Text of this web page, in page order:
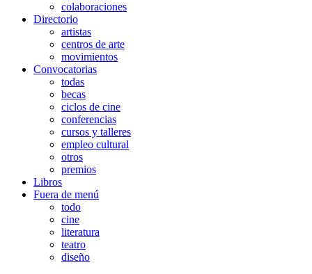
colaboraciones
Directorio
artistas
centros de arte
movimientos
Convocatorias
todas
becas
ciclos de cine
conferencias
cursos y talleres
empleo cultural
otros
premios
Libros
Fuera de menú
todo
cine
literatura
teatro
diseño